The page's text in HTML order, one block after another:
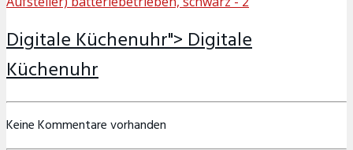
Digitale Küchenuhr">Digitale
Küchenuhr
Keine Kommentare vorhanden